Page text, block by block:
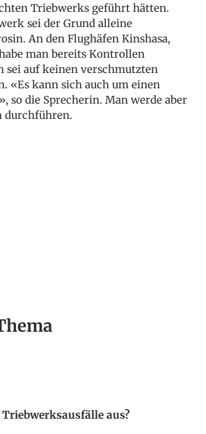
Triebwerks geführt hätten.
sei der Grund alleine
An den Flughäfen Kinshasa,
man bereits Kontrollen
sei auf keinen verschmutzten
«Es kann sich auch um einen
so die Sprecherin. Man werde aber
durchführen.
Triebwerksausfälle aus?